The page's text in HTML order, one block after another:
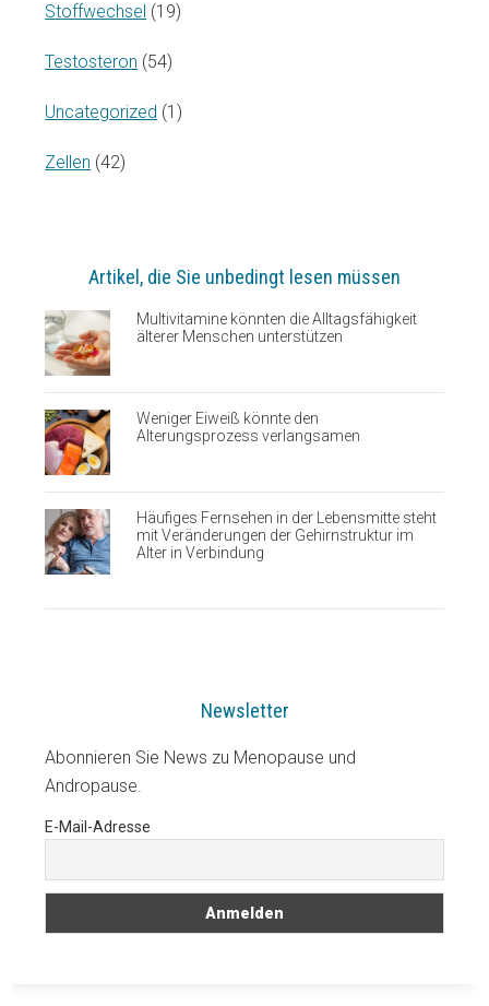
Stoffwechsel (19)
Testosteron (54)
Uncategorized (1)
Zellen (42)
Artikel, die Sie unbedingt lesen müssen
Multivitamine könnten die Alltagsfähigkeit
älterer Menschen unterstützen
Weniger Eiweiß könnte den
Alterungsprozess verlangsamen
Häufiges Fernsehen in der Lebensmitte steht
mit Veränderungen der Gehirnstruktur im
Alter in Verbindung
Newsletter
Abonnieren Sie News zu Menopause und
Andropause.
E-Mail-Adresse